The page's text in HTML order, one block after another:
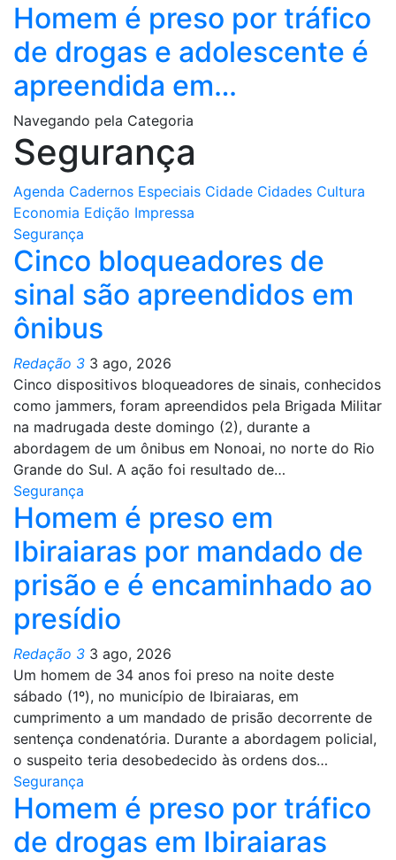
Homem é preso por tráfico
de drogas e adolescente é
apreendida em…
Navegando pela Categoria
Segurança
Agenda Cadernos Especiais Cidade Cidades Cultura
Economia Edição Impressa
Segurança
Cinco bloqueadores de
sinal são apreendidos em
ônibus
Redação 3 3 ago, 2026
Cinco dispositivos bloqueadores de sinais, conhecidos
como jammers, foram apreendidos pela Brigada Militar
na madrugada deste domingo (2), durante a
abordagem de um ônibus em Nonoai, no norte do Rio
Grande do Sul. A ação foi resultado de…
Segurança
Homem é preso em
Ibiraiaras por mandado de
prisão e é encaminhado ao
presídio
Redação 3 3 ago, 2026
Um homem de 34 anos foi preso na noite deste
sábado (1º), no município de Ibiraiaras, em
cumprimento a um mandado de prisão decorrente de
sentença condenatória. Durante a abordagem policial,
o suspeito teria desobedecido às ordens dos…
Segurança
Homem é preso por tráfico
de drogas em Ibiraiaras